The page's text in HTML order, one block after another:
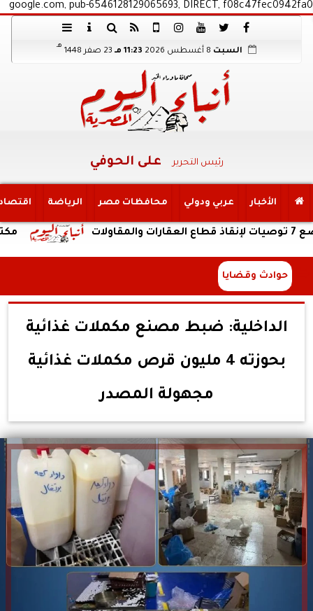
google.com, pub-6546128129065693, DIRECT, f08c47fec0942fa0
السبت 11:23 مـ 23 صفر 1448
هـ
رئيس التحرير على الحوفي
الأخبار عربي ودولي محافظات مصر الرياضة
مكتب
حوادث وقضايا
الداخلية: ضبط مصنع مكملات غذائية
بحوزته 4 مليون قرص مكملات غذائية
مجهولة المصدر